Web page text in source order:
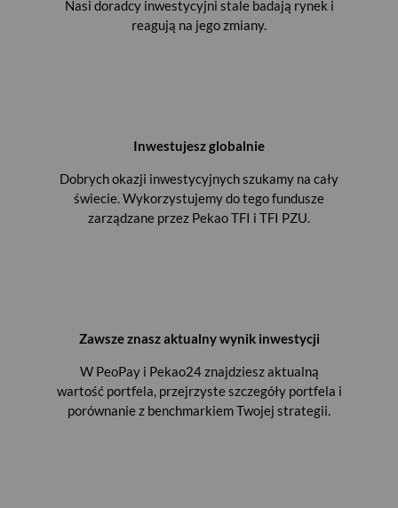
Nasi doradcy inwestycyjni stale badają rynek i
reagują na jego zmiany.
Inwestujesz globalnie
Dobrych okazji inwestycyjnych szukamy na cały
świecie. Wykorzystujemy do tego fundusze
zarządzane przez Pekao TFI i TFI PZU.
Zawsze znasz aktualny wynik inwestycji
W PeoPay i Pekao24 znajdziesz aktualną
wartość portfela, przejrzyste szczegóły portfela i
porównanie z benchmarkiem Twojej strategii.